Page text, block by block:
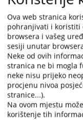
Ova web stranica
pohranjivati i koristiti
browsera i vašeg
sesiji unutar
Neke od ovih
stranica ne bi mogla
neke nisu prijeko
procjenu nivoa
stranice...).
Na ovom mjestu
korištenje tih